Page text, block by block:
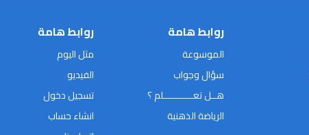
روابط هامة
الموسوعة
سؤال وجواب
هــل تعـــــــــــلم ؟
الرياضة الذهنية
روابط هامة
مثل اليوم
الفيديو
تسجيل دخول
انشاء حساب